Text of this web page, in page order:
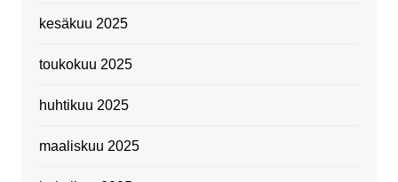
kesäkuu 2025
toukokuu 2025
huhtikuu 2025
maaliskuu 2025